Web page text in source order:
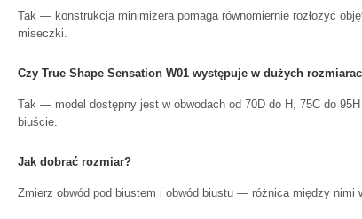
Tak — konstrukcja minimizera pomaga równomiernie rozłożyć
miseczki.
Czy True Shape Sensation W01 występuje w dużych
Tak — model dostępny jest w obwodach od 70D do H, 75C do
biuście.
Jak dobrać rozmiar?
Zmierz obwód pod biustem i obwód biustu — różnica między